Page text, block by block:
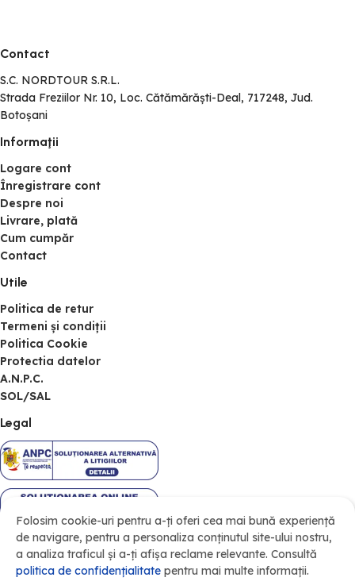
Contact
S.C. NORDTOUR S.R.L.
Strada Freziilor Nr. 10, Loc. Cătămărăști-Deal, 717248, Jud.
Botoșani
Informaţii
Logare cont
Înregistrare cont
Despre noi
Livrare, plată
Cum cumpăr
Contact
Utile
Politica de retur
Termeni și condiții
Politica Cookie
Protectia datelor
A.N.P.C.
SOL/SAL
Legal
Folosim cookie-uri pentru a-ți oferi cea mai bună experiență
de navigare, pentru a personaliza conținutul site-ului nostru,
a analiza traficul și a-ți afișa reclame relevante. Consultă
politica de confidenţialitate pentru mai multe informații.